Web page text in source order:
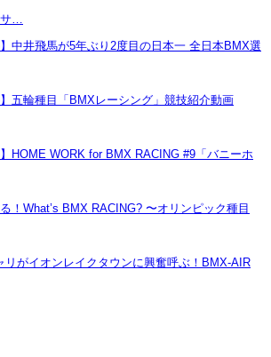
…
】中井飛馬が5年ぶり2度目の日本一 全日本BMX選
】五輪種目「BMXレーシング」競技紹介動画
】HOME WORK for BMX RACING #9「バニーホ
！What’s BMX RACING? 〜オリンピック種目
リがイオンレイクタウンに興奮呼ぶ！BMX-AIR